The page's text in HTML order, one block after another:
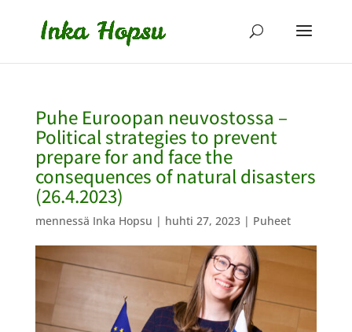
Puhe Euroopan neuvostossa –
Political strategies to prevent
prepare for and face the
consequences of natural disasters
(26.4.2023)
mennessä Inka Hopsu | huhti 27, 2023| Puheet